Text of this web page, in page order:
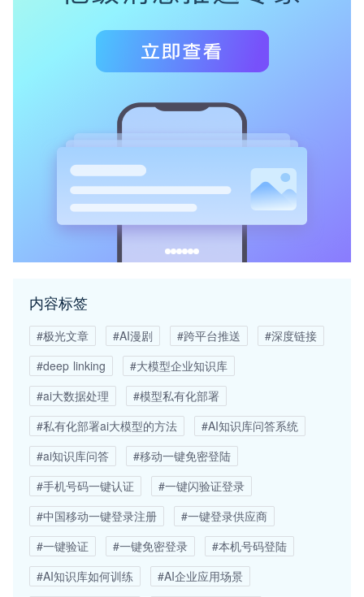
内容标签
#极光文章 #AI漫剧 #跨平台推送
#深度链接
#deep linking
#大模型企业知识库
#ai大数据处理
#模型私有化部署
#私有化部署ai大模型的方法
#AI知识库问答系统
#ai知识库问答
#移动一键免密登陆
#手机号码一键认证
#一键闪验证登录
#中国移动一键登录注册
#一键登录供应商
#一键验证
#一键免密登录
#本机号码登陆
#AI知识库如何训练
#AI企业应用场景